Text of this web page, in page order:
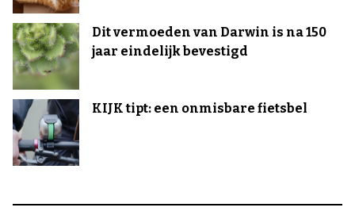
Dit vermoeden van Darwin is na 150
jaar eindelijk bevestigd
KIJK tipt: een onmisbare fietsbel